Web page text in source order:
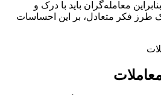
معامله‌گران باید با درک و
طرز فکر متعادل، بر این احساسات